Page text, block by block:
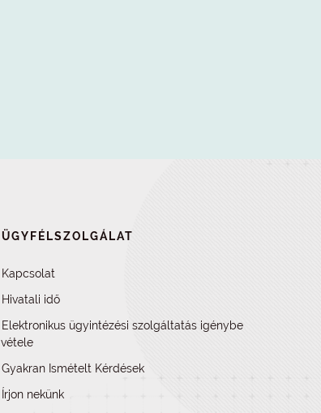
ÜGYFÉLSZOLGÁLAT
Kapcsolat
Hivatali idő
Elektronikus ügyintézési szolgáltatás igénybe
vétele
Gyakran Ismételt Kérdések
Írjon nekünk